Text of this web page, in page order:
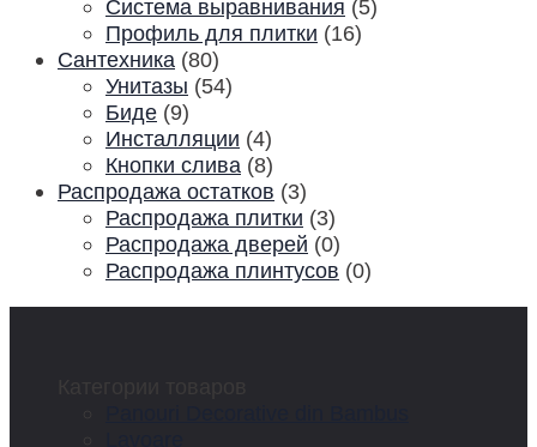
Система выравнивания (5)
Профиль для плитки (16)
Сантехника (80)
Унитазы (54)
Биде (9)
Инсталляции (4)
Кнопки слива (8)
Распродажа остатков (3)
Распродажа плитки (3)
Распродажа дверей (0)
Распродажа плинтусов (0)